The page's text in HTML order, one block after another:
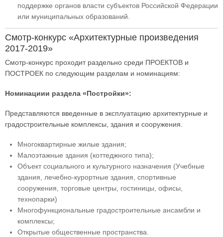
поддержке органов власти субъектов Российской Федерации
или муниципальных образований.
Смотр-конкурс «Архитектурные произведения
2017-2019»
Смотр-конкурс проходит раздельно среди ПРОЕКТОВ и
ПОСТРОЕК по следующим разделам и номинациям:
Номинациии раздела «Постройки»:
Представляются введенные в эксплуатацию архитектурные и
градостроительные комплексы, здания и сооружения.
Многоквартирные жилые здания;
Малоэтажные здания (коттеджного типа);
Объект социального и культурного назначения (Учебные
здания, лечебно-курортные здания, спортивные
сооружения, торговые центры, гостиницы, офисы,
технопарки)
Многофункциональные градостроительные ансамбли и
комплексы;
Открытые общественные пространства.